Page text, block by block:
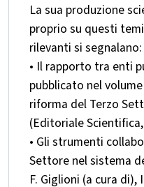
La sua produzione
proprio su questi
rilevanti si segnalano:
• Il rapporto tra enti
pubblicato nel
riforma del Terzo
(Editoriale
• Gli strumenti
Settore nel sistema
F. Giglioni (a cura